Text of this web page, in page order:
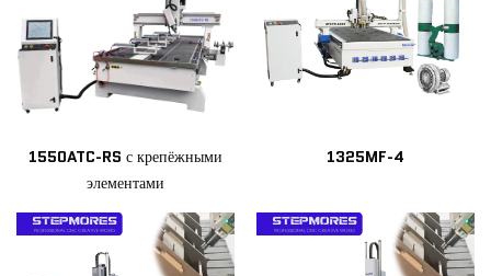
1550ATC-RS с крепёжными
элементами
1325MF-4